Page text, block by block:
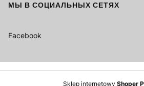
МЫ В СОЦИАЛЬНЫХ СЕТЯХ
Facebook
Sklep internetowy Shoper